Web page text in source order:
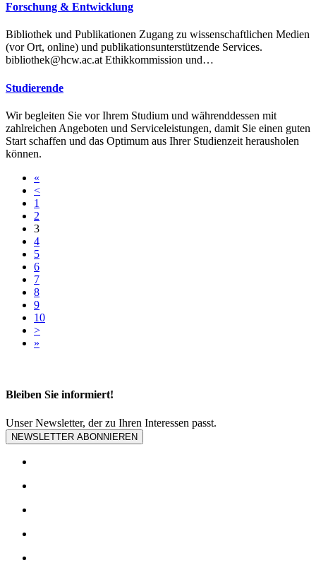
Forschung & Entwicklung
Bibliothek und Publikationen Zugang zu wissenschaftlichen Medien
(vor Ort, online) und publikationsunterstützende Services.
bibliothek@hcw.ac.at Ethikkommission und…
Studierende
Wir begleiten Sie vor Ihrem Studium und währenddessen mit
zahlreichen Angeboten und Serviceleistungen, damit Sie einen guten
Start schaffen und das Optimum aus Ihrer Studienzeit herausholen
können.
«
<
1
2
3
4
5
6
7
8
9
10
>
»
Bleiben Sie informiert!
Unser Newsletter, der zu Ihren Interessen passt.
NEWSLETTER ABONNIEREN